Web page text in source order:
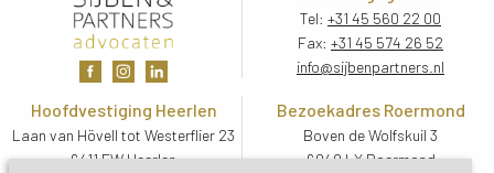
Tel: +31 45 560 22 00
Fax: +31 45 574 26 52
info@sijbenpartners.nl
Hoofdvestiging Heerlen
Laan van Hövell tot Westerflier 23
6411 EW Heerlen
Bezoekadres Roermond
Boven de Wolfskuil 3
6049 LX Roermond